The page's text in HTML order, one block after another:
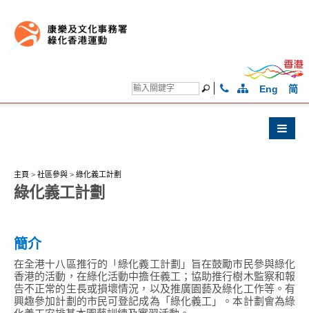
Eng 简
主頁 > 社區參與 > 綠化義工計劃
綠化義工計劃
簡介
在全港十八區推行的「綠化義工計劃」旨在鼓勵市民參與綠化
香港的活動，在綠化活動中擔任義工；協助推行樹木監察和報
告不正常的生長或損壞情況，以及推廣園藝及綠化工作等。有
興趣參加計劃的市民可登記成為「綠化義工」。本計劃會為綠